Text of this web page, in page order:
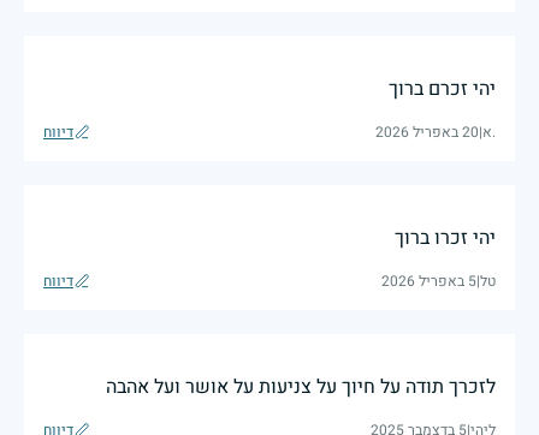
יהי זכרם ברוך
.א|20 באפריל 2026 דיווח
יהי זכרו ברוך
טל|5 באפריל 2026 דיווח
לזכרך תודה על חיוך על צניעות על אושר ועל אהבה